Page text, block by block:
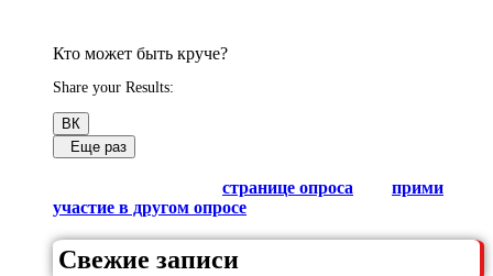
Кто может быть круче?
Share your Results:
ВК
Еще раз
странице опроса
прими
участие в другом опросе
Свежие записи